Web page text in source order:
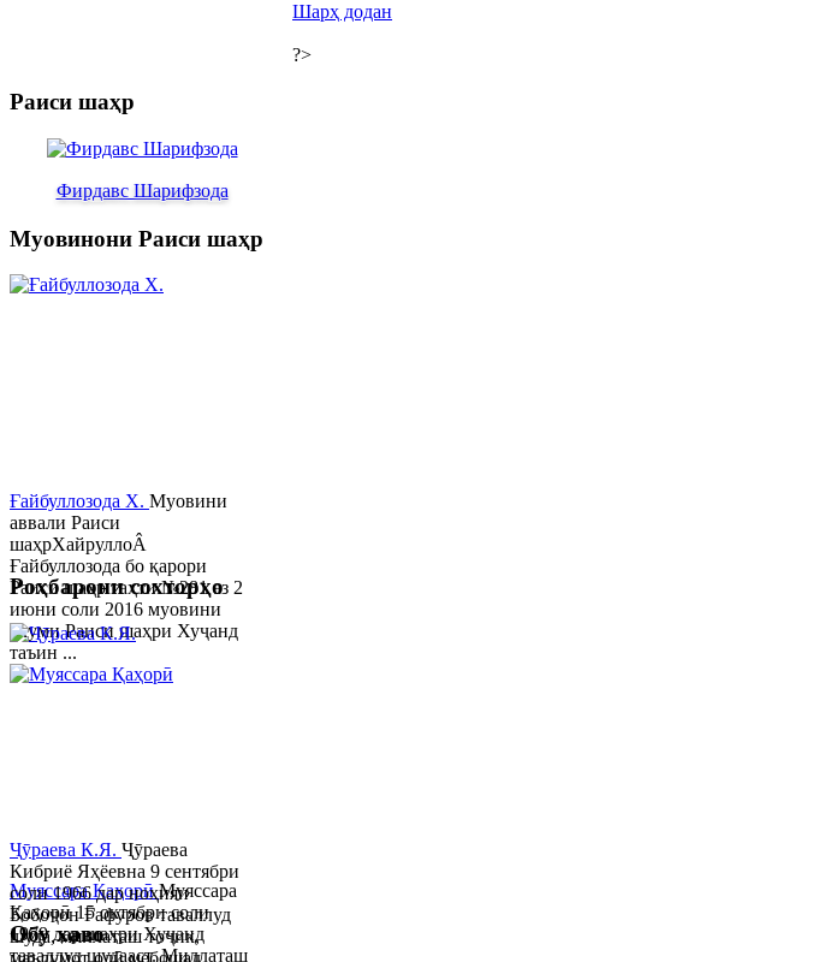
Шарҳ додан
?>
Раиси шаҳр
Фирдавс Шарифзода
Муовинони Раиси шаҳр
Ғайбуллозода Х. Муовини
аввали Раиси
шаҳрХайруллоÂ
Ғайбуллозода бо қарори
Раиси шаҳр таҳти №281 аз 2
июни соли 2016 муовини
якуми Раиси шаҳри Хуҷанд
таъин ...
Муяссара ҚаҳорӣМуяссара
Қаҳорӣ 15 октябри соли
1979 дар шаҳри Хуҷанд
таваллуд шудааст. Миллаташ
Роҳбарони сохторҳо
Ҷӯраева К.Я. Ҷӯраева
Кибриё Яҳёевна 9 сентябри
соли 1966 дар ноҳияи
Бобоҷон Ғафуров таваллуд
шуда, миллаташ тоҷик,
маълумот олӣ мебошад.
Обу хаво